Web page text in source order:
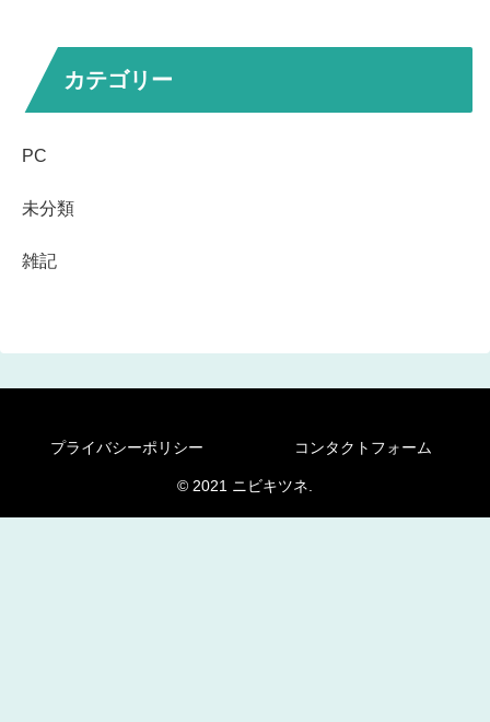
カテゴリー
PC
未分類
雑記
プライバシーポリシー コンタクトフォーム
© 2021 ニビキツネ.